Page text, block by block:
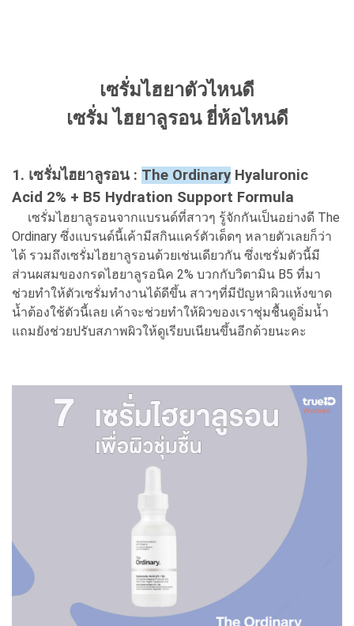
เซรั่มไฮยาตัวไหนดี
เซรั่ม ไฮยาลูรอน ยี่ห้อไหนดี
1. เซรั่มไฮยาลูรอน : The Ordinary Hyaluronic
Acid 2% + B5 Hydration Support Formula
เซรั่มไฮยาลูรอนจากแบรนด์ที่สาวๆ รู้จักกันเป็นอย่างดี The
Ordinary ซึ่งแบรนด์นี้เค้ามีสกินแคร์ตัวเด็ดๆ หลายตัวเลยก็ว่า
ได้ รวมถึงเซรั่มไฮยาลูรอนด้วยเช่นเดียวกัน ซึ่งเซรั่มตัวนี้มี
ส่วนผสมของกรดไฮยาลูรอนิค 2% บวกกับวิตามิน B5 ที่มา
ช่วยทำให้ตัวเซรั่มทำงานได้ดีขึ้น สาวๆที่มีปัญหาผิวแห้งขาด
น้ำต้องใช้ตัวนี้เลย เค้าจะช่วยทำให้ผิวของเราชุ่มชื้นดูอิ่มน้ำ
แถมยังช่วยปรับสภาพผิวให้ดูเรียบเนียนขึ้นอีกด้วยนะคะ